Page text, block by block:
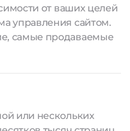
от ваших целей
управления сайтом.
самые продаваемые
или нескольких